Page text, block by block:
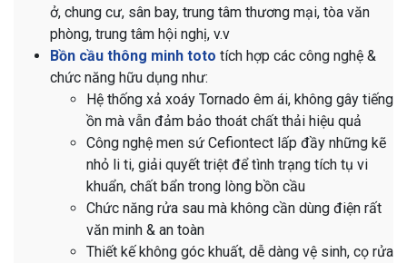
ở, chung cư, sân bay, trung tâm thương mại, tòa văn
phòng, trung tâm hội nghị, v.v
Bồn cầu thông minh toto tích hợp các công nghệ &
chức năng hữu dụng như:
Hệ thống xả xoáy Tornado êm ái, không gây tiếng
ồn mà vẫn đảm bảo thoát chất thải hiệu quả
Công nghệ men sứ Cefiontect lấp đầy những kẽ
nhỏ li ti, giải quyết triệt để tình trạng tích tụ vi
khuẩn, chất bẩn trong lòng bồn cầu
Chức năng rửa sau mà không cần dùng điện rất
văn minh & an toàn
Thiết kế không góc khuất, dễ dàng vệ sinh, cọ rửa